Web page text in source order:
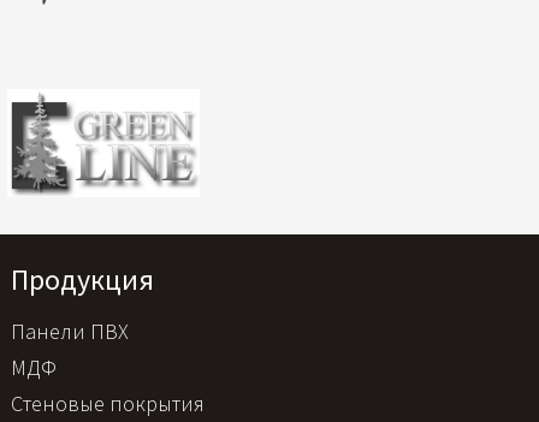
Продукция
Панели ПВХ
МДФ
Стеновые покрытия